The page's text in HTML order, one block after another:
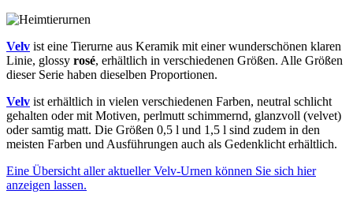
Velv ist eine Tierurne aus Keramik mit einer wunderschönen klaren
Linie, glossy rosé, erhältlich in verschiedenen Größen. Alle Größen
dieser Serie haben dieselben Proportionen.
Velv ist erhältlich in vielen verschiedenen Farben, neutral schlicht
gehalten oder mit Motiven, perlmutt schimmernd, glanzvoll (velvet)
oder samtig matt. Die Größen 0,5 l und 1,5 l sind zudem in den
meisten Farben und Ausführungen auch als Gedenklicht erhältlich.
Eine Übersicht aller aktueller Velv-Urnen können Sie sich hier
anzeigen lassen.